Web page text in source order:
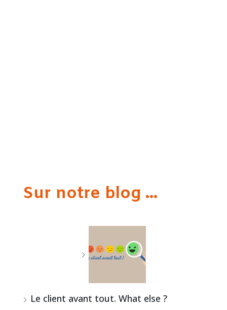
Sur notre blog ...
Le client avant tout. What else ?